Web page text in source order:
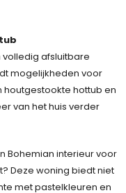
volledig afsluitbare
mogelijkheden voor
houtgestookte hottub en
van het huis verder
Bohemian interieur voor
Deze woning biedt niet
met pastelkleuren en